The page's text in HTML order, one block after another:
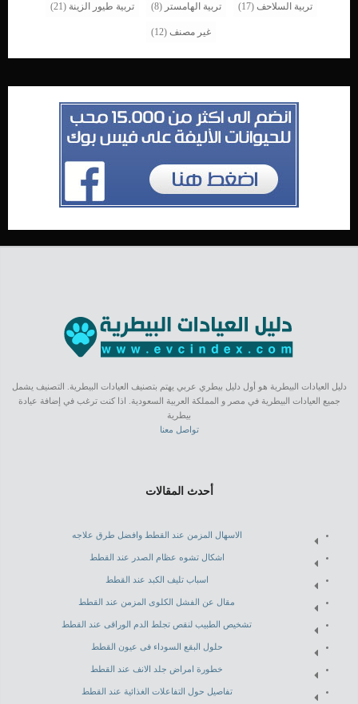
تربية السلاحف (17) تربية الهامستر (8) تربية طيور الزينة (21)
غير مصنف (12)
دليل العيادات البيطرية هو أول دليل بيطري عربي يهتم بتصنيف العيادات البيطرية. التصنيف يشمل
جميع العيادات البيطرية في مصر و المملكة العربية السعودية. اذا كنت ترغب في إضافة عيادة
بيطرية
تواصل معنا
أحدث المقالات
الاسهال المزمن عند القطط وافضل طرق علاجه
اشكال تشوه عظام الصدر عند القطط
اسباب تليف الكبد عند القطط
مقال عن الفشل الكلوى المزمن عند القطط
تشخيص الطبيب لنقص تجلط الدم الوراقى عند القطط
حلول البقع السوداء فى عيون القطط
خطورة امراض جلد الانف عند القطط
تفاصيل حول التفاعلات الغذائية عند القطط